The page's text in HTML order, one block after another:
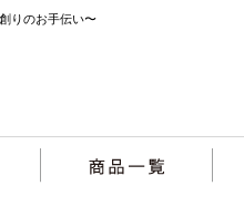
りのお手伝い〜